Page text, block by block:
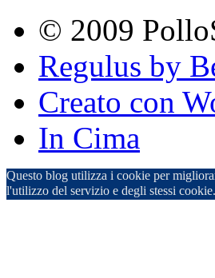
© 2009
Regulus by
Creato con
In Cima
Questo blog utilizza i cookie per
l'utilizzo del servizio e degli stessi cookie.